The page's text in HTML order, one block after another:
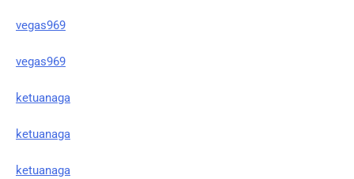
vegas969
vegas969
ketuanaga
ketuanaga
ketuanaga